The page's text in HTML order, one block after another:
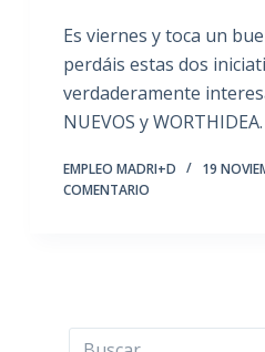
Es viernes y toca un
perdáis estas dos
verdaderamente
NUEVOS y WORTHIDEA.
EMPLEO MADRI+D 19
COMENTARIO
Buscar